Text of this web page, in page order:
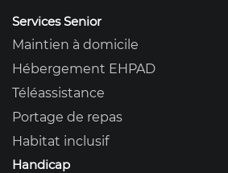
Services Senior
Maintien à domicile
Hébergement EHPAD
Téléassistance
Portage de repas
Habitat inclusif
Handicap